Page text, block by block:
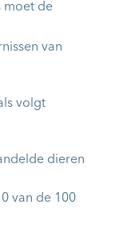
moet de
van
volgt
dieren
van de 100